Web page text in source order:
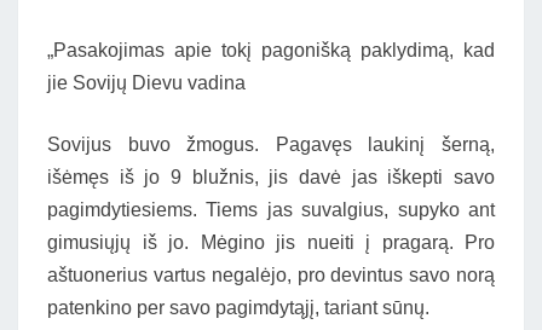
„Pasakojimas apie tokį pagonišką paklydimą, kad
jie Sovijų Dievu vadina
Sovijus buvo žmogus. Pagavęs laukinį šerną,
išėmęs iš jo 9 blužnis, jis davė jas iškepti savo
pagimdytiesiems. Tiems jas suvalgius, supyko ant
gimusiųjų iš jo. Mėgino jis nueiti į pragarą. Pro
aštuonerius vartus negalėjo, pro devintus savo norą
patenkino per savo pagimdytąjį, tariant sūnų.